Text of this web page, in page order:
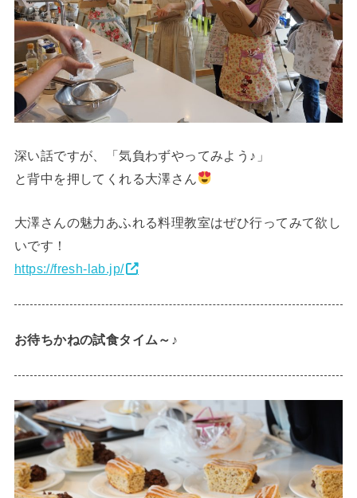
深い話ですが、「気負わずやってみよう♪」
と背中を押してくれる大澤さん
大澤さんの魅力あふれる料理教室はぜひ行ってみて欲し
いです！
https://fresh-lab.jp/
お待ちかねの試食タイム～♪